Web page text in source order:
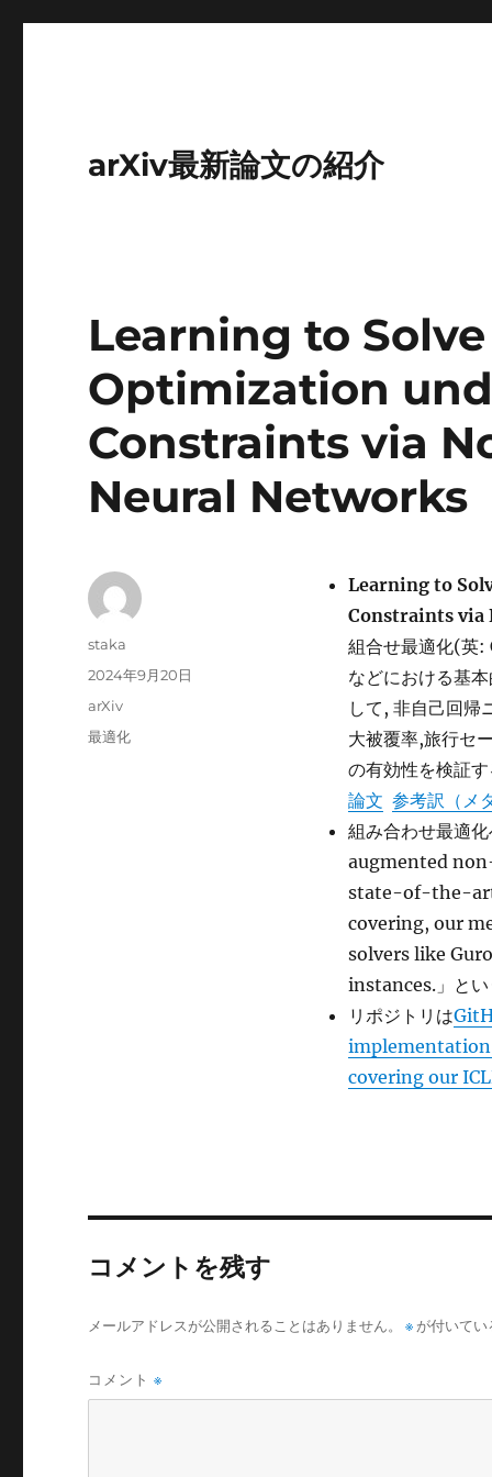
arXiv最新論文の紹介
Learning to
Optimization
Constraints via
Neural Networks
Learning to
Constraints via
組合せ最適化(英
などにおける基
して, 非自己回帰
大被覆率,旅行セ
の有効性を検証す
論文 参考訳（メ
組み合わせ最適
augmented
state-of-the-art
covering, our
solvers like
instances.」とい
リポジトリは
covering our
投
staka
投
2024年9月20日
カ
テ
arXiv
タ
最適化
コメントを残す
メールアドレスが公開されることはありません。 ※ が付いて
コメント※